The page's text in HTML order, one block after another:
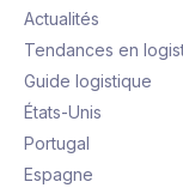
Actualités
Tendances en
Guide logistique
États-Unis
Portugal
Espagne